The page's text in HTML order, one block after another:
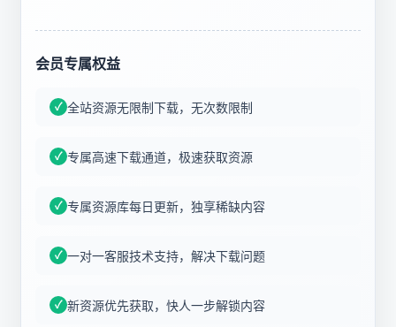
会员专属权益
全站资源无限制下载，无次数限制
专属高速下载通道，极速获取资源
专属资源库每日更新，独享稀缺内容
一对一客服技术支持，解决下载问题
新资源优先获取，快人一步解锁内容